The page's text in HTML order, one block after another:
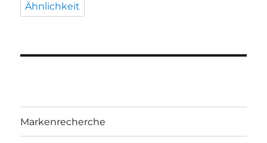
Ähnlichkeit
Markenrecherche